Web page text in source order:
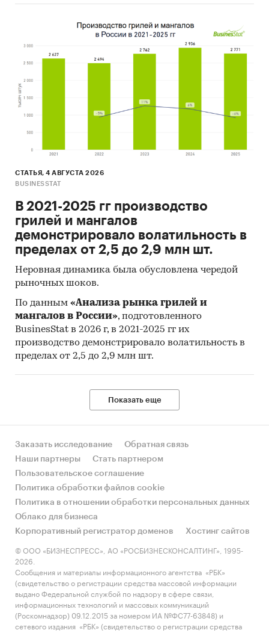
СТАТЬЯ, 4 АВГУСТА 2026
BUSINESSTAT
В 2021-2025 гг производство
грилей и мангалов
демонстрировало волатильность в
пределах от 2,5 до 2,9 млн шт.
Неровная динамика была обусловлена чередой
рыночных шоков.
По данным «Анализа рынка грилей и
мангалов в России», подготовленного
BusinesStat в 2026 г, в 2021-2025 гг их
производство демонстрировало волатильность в
пределах от 2,5 до 2,9 млн шт.
Показать еще
Заказать исследование
Обратная связь
Наши партнеры
Стать партнером
Пользовательское соглашение
Политика обработки файлов cookie
Политика в отношении обработки персональных данных
Облако для бизнеса
Корпоративный регистратор доменов
Хостинг сайтов
© ООО «БИЗНЕСПРЕСС», АО «РОСБИЗНЕСКОНСАЛТИНГ», 1995-
2026.
Сообщения и материалы информационного агентства «РБК»
(свидетельство о регистрации средства массовой информации
выдано Федеральной службой по надзору в сфере связи,
информационных технологий и массовых коммуникаций
(Роскомнадзор) 09.12.2015 за номером ИА №ФС77-63848) и
сетевого издания «РБК» (свидетельство о регистрации средства